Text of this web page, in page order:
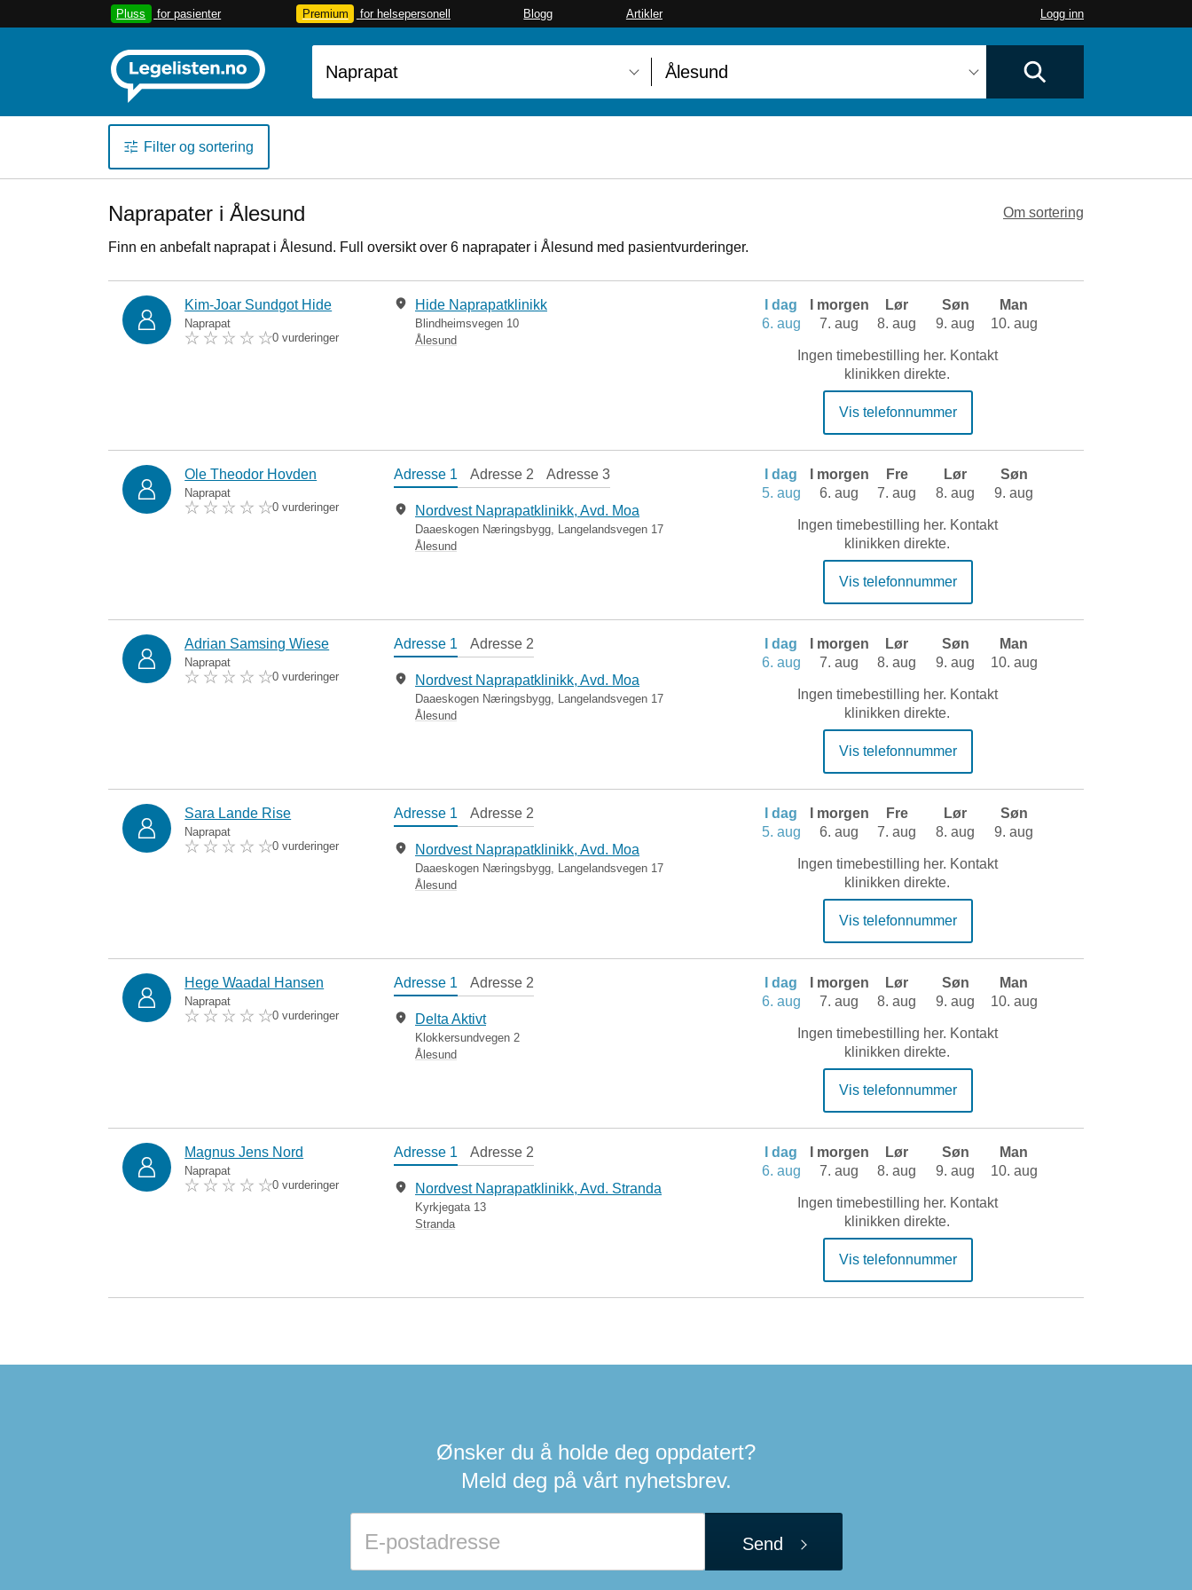
Pluss for pasienter Premium for helsepersonell Blogg Artikler Logg inn
Filter og sortering
Naprapater i Ålesund
Finn en anbefalt naprapat i Ålesund. Full oversikt over 6 naprapater i Ålesund med pasientvurderinger.
Om sortering
Kim-Joar Sundgot Hide
Naprapat
0 vurderinger
Hide Naprapatklinikk
Blindheimsvegen 10
Ålesund
I dag
6. aug
I morgen
7. aug
Lør
8. aug
Søn
9. aug
Man
10. aug
Ingen timebestilling her. Kontakt
klinikken direkte.
Vis telefonnummer
Ole Theodor Hovden
Naprapat
0 vurderinger
Adresse 1 Adresse 2 Adresse 3
Nordvest Naprapatklinikk, Avd. Moa
Daaeskogen Næringsbygg, Langelandsvegen 17
Ålesund
I dag
5. aug
I morgen
6. aug
Fre
7. aug
Lør
8. aug
Søn
9. aug
Ingen timebestilling her. Kontakt
klinikken direkte.
Vis telefonnummer
Adrian Samsing Wiese
Naprapat
0 vurderinger
Adresse 1 Adresse 2
Nordvest Naprapatklinikk, Avd. Moa
Daaeskogen Næringsbygg, Langelandsvegen 17
Ålesund
I dag
6. aug
I morgen
7. aug
Lør
8. aug
Søn
9. aug
Man
10. aug
Ingen timebestilling her. Kontakt
klinikken direkte.
Vis telefonnummer
Sara Lande Rise
Naprapat
0 vurderinger
Adresse 1 Adresse 2
Nordvest Naprapatklinikk, Avd. Moa
Daaeskogen Næringsbygg, Langelandsvegen 17
Ålesund
I dag
5. aug
I morgen
6. aug
Fre
7. aug
Lør
8. aug
Søn
9. aug
Ingen timebestilling her. Kontakt
klinikken direkte.
Vis telefonnummer
Hege Waadal Hansen
Naprapat
0 vurderinger
Adresse 1 Adresse 2
Delta Aktivt
Klokkersundvegen 2
Ålesund
I dag
6. aug
I morgen
7. aug
Lør
8. aug
Søn
9. aug
Man
10. aug
Ingen timebestilling her. Kontakt
klinikken direkte.
Vis telefonnummer
Magnus Jens Nord
Naprapat
0 vurderinger
Adresse 1 Adresse 2
Nordvest Naprapatklinikk, Avd. Stranda
Kyrkjegata 13
Stranda
I dag
6. aug
I morgen
7. aug
Lør
8. aug
Søn
9. aug
Man
10. aug
Ingen timebestilling her. Kontakt
klinikken direkte.
Vis telefonnummer
Ønsker du å holde deg oppdatert?
Meld deg på vårt nyhetsbrev.
Send